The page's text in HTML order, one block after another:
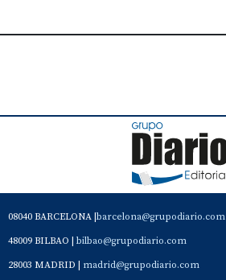
08040 BARCELONA |barcelona@grupodiario.com
48009 BILBAO | bilbao@grupodiario.com
28003 MADRID | madrid@grupodiario.com